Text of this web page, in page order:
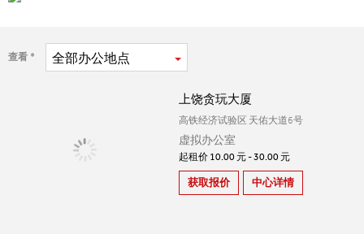
查看 全部办公地点
上饶贪玩大厦
高铁经济试验区 天佑大道6号
虚拟办公室
起租价 10.00 元 - 30.00 元
获取报价 中心详情